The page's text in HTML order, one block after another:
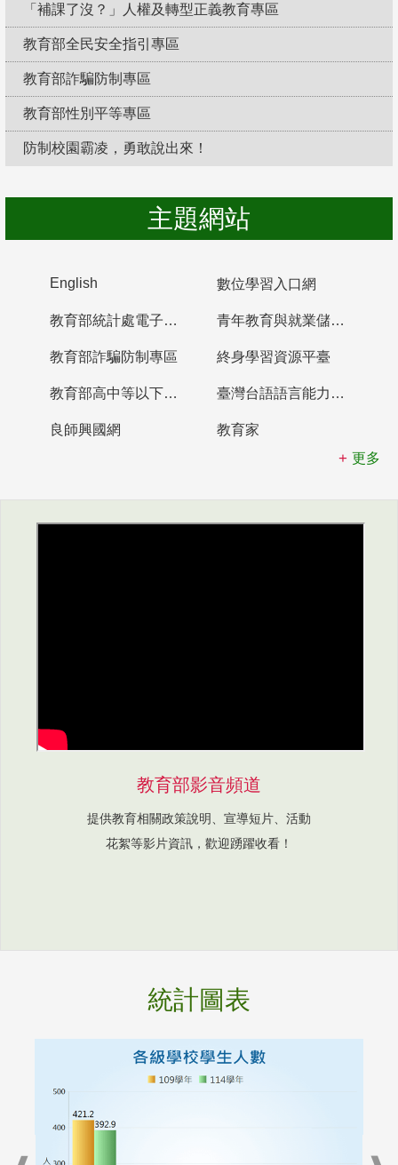
「補課了沒？」人權及轉型正義教育專區
教育部全民安全指引專區
教育部詐騙防制專區
教育部性別平等專區
防制校園霸凌，勇敢說出來！
主題網站
English 數位學習入口網
教育部統計處電子書櫃 青年教育與就業儲蓄帳戶
教育部詐騙防制專區 終身學習資源平臺
教育部高中等以下學校及幼兒園教師資格檢定考試 臺灣台語語言能力認證網站
良師興國網
教育家
更多
教育部影音頻道
提供教育相關政策說明、宣導短片、活動
花絮等影片資訊，歡迎踴躍收看！
統計圖表